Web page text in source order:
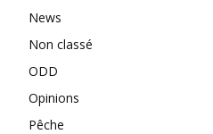
News
Non classé
ODD
Opinions
Pêche